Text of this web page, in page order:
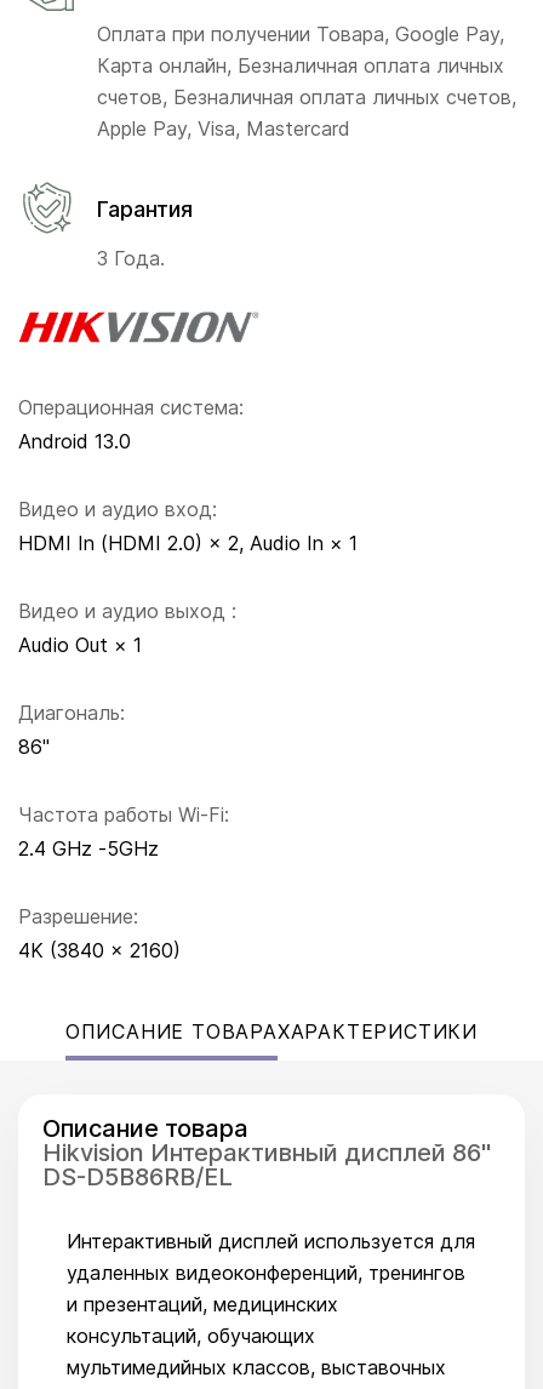
Операционная система:
Android 13.0
Видео и аудио вход:
HDMI In (HDMI 2.0) × 2, Audio In × 1
Видео и аудио выход :
Audio Out × 1
Диагональ:
86"
Частота работы Wi-Fi:
2.4 GHz -5GHz
Разрешение:
4K (3840 × 2160)
Оплата при получении Товара, Google Pay,
Карта онлайн, Безналичная оплата личных
счетов, Безналичная оплата личных счетов,
Apple Pay, Visa, Mastercard
Гарантия
3 Года.
ОПИСАНИЕ ТОВАРАХАРАКТЕРИСТИКИ
Описание товара
Hikvision Интерактивный дисплей 86"
DS-D5B86RB/EL
Интерактивный дисплей используется для
удаленных видеоконференций, тренингов
и презентаций, медицинских
консультаций, обучающих
мультимедийных классов, выставочных